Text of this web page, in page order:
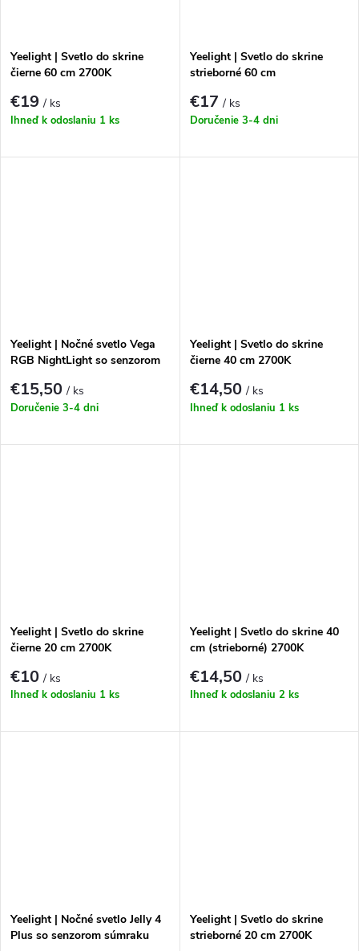
Yeelight | Svetlo do skrine
čierne 60 cm 2700K
€19/ ks
Ihneď k odoslaniu 1 ks
Yeelight | Svetlo do skrine
strieborné 60 cm
€17/ ks
Doručenie 3-4 dni
Yeelight | Nočné svetlo Vega
RGB NightLight so senzorom
€15,50/ ks
Doručenie 3-4 dni
Yeelight | Svetlo do skrine
čierne 40 cm 2700K
€14,50/ ks
Ihneď k odoslaniu 1 ks
Yeelight | Svetlo do skrine
čierne 20 cm 2700K
€10/ ks
Ihneď k odoslaniu 1 ks
Yeelight | Svetlo do skrine 40
cm (strieborné) 2700K
€14,50/ ks
Ihneď k odoslaniu 2 ks
Yeelight | Nočné svetlo Jelly 4
Plus so senzorom súmraku
Yeelight | Svetlo do skrine
strieborné 20 cm 2700K